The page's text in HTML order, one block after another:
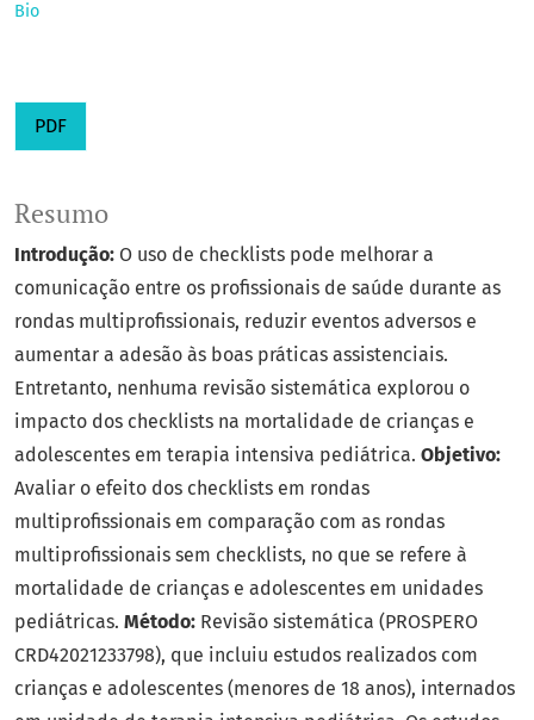
Bio
PDF
Resumo
Introdução: O uso de checklists pode melhorar a
comunicação entre os profissionais de saúde durante as
rondas multiprofissionais, reduzir eventos adversos e
aumentar a adesão às boas práticas assistenciais.
Entretanto, nenhuma revisão sistemática explorou o
impacto dos checklists na mortalidade de crianças e
adolescentes em terapia intensiva pediátrica. Objetivo:
Avaliar o efeito dos checklists em rondas
multiprofissionais em comparação com as rondas
multiprofissionais sem checklists, no que se refere à
mortalidade de crianças e adolescentes em unidades
pediátricas. Método: Revisão sistemática (PROSPERO
CRD42021233798), que incluiu estudos realizados com
crianças e adolescentes (menores de 18 anos), internados